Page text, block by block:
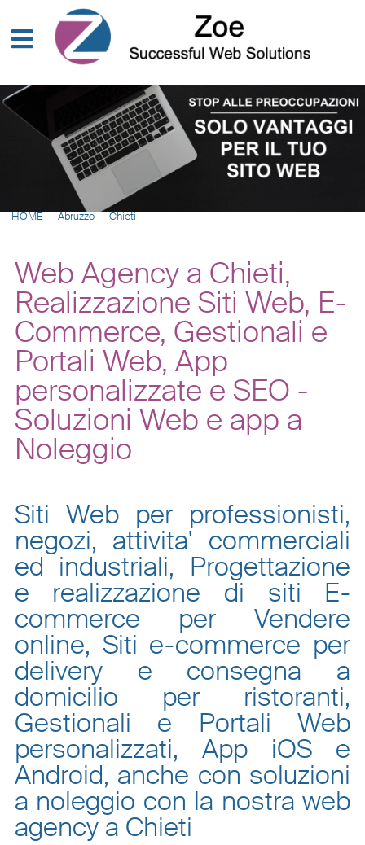
HOME Abruzzo Chieti
Web Agency a Chieti,
Realizzazione Siti Web, E-
Commerce, Gestionali e
Portali Web, App
personalizzate e SEO -
Soluzioni Web e app a
Noleggio
Siti Web per professionisti,
negozi, attivita' commerciali
ed industriali, Progettazione
e realizzazione di siti E-
commerce per Vendere
online, Siti e-commerce per
delivery e consegna a
domicilio per ristoranti,
Gestionali e Portali Web
personalizzati, App iOS e
Android, anche con soluzioni
a noleggio con la nostra web
agency a Chieti